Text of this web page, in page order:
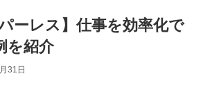
ーレス】仕事を効率化で
を紹介
31日